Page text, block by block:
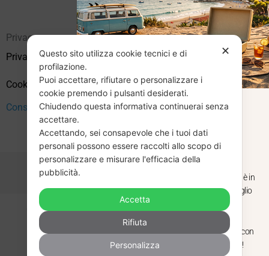
Privacy
Privacy Policy
Cookie Policy (UE)
Consenso
Copyright © 2026 Vendita Vinili Usati | P.IVA 12240940960
NextWebStudio
✕
Questo sito utilizza cookie tecnici e di
profilazione.
Puoi accettare, rifiutare o personalizzare i
cookie premendo i pulsanti desiderati.
Chiudendo questa informativa continuerai senza
accettare.
Accettando, sei consapevole che i tuoi dati
personali possono essere raccolti allo scopo di
personalizzare e misurare l'efficacia della
pubblicità.
Accetta
Rifiuta
Personalizza
CHIUSURA
ESTIVA
Dal 29 luglio al 31 agosto venditaviniliusati.it è in
pausa estiva. Gli ordini ricevuti entro il 29 luglio
saranno spediti regolarmente.
Torniamo il 1 settembre, pronti a riprendere con
nuovi arrivi. Buona estate e buon ascolto!